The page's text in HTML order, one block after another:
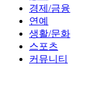
경제/금융
연예
생활/문화
스포츠
커뮤니티